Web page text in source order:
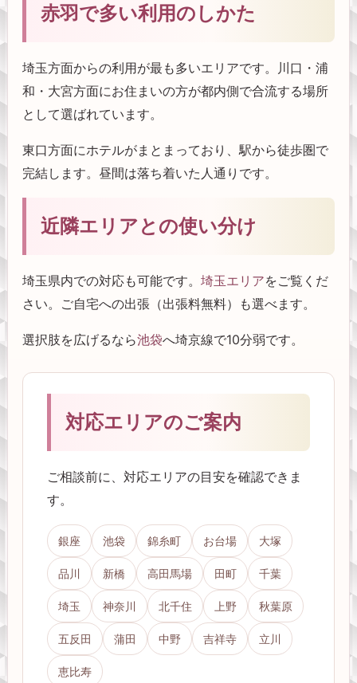
赤羽で多い利用のしかた
埼玉方面からの利用が最も多いエリアです。川口・浦
和・大宮方面にお住まいの方が都内側で合流する場所
として選ばれています。
東口方面にホテルがまとまっており、駅から徒歩圏で
完結します。昼間は落ち着いた人通りです。
近隣エリアとの使い分け
埼玉県内での対応も可能です。 埼玉エリアをご覧くだ
さい。ご自宅への出張（出張料無料）も選べます。
選択肢を広げるなら池袋へ埼京線で10分弱です。
対応エリアのご案内
ご相談前に、対応エリアの目安を確認できま
す。
銀座 池袋 錦糸町 お台場 大塚
品川 新橋 高田馬場 田町 千葉
埼玉 神奈川 北千住 上野 秋葉原
五反田 蒲田 中野 吉祥寺 立川
恵比寿